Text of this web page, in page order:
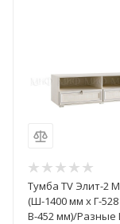
Тумба TV Элит-2
(Ш-1400 мм x Г-
В-452 мм)/Разные